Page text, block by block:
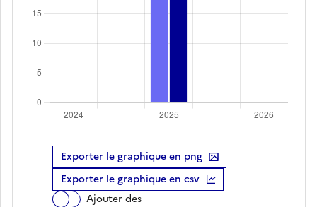
Exporter le graphique en png
Exporter le graphique en csv
Ajouter des